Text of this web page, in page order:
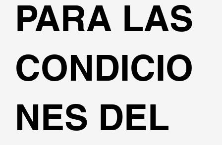
PARA LAS
CONDICIO
NES DEL